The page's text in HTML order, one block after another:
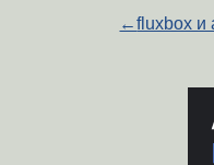
←fluxbox и